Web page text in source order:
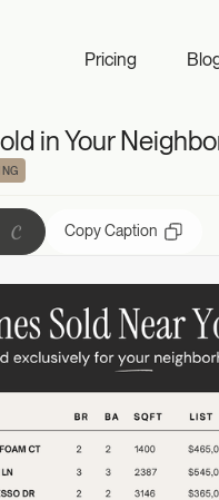
Your
Pricing
in Your
Copy Caption